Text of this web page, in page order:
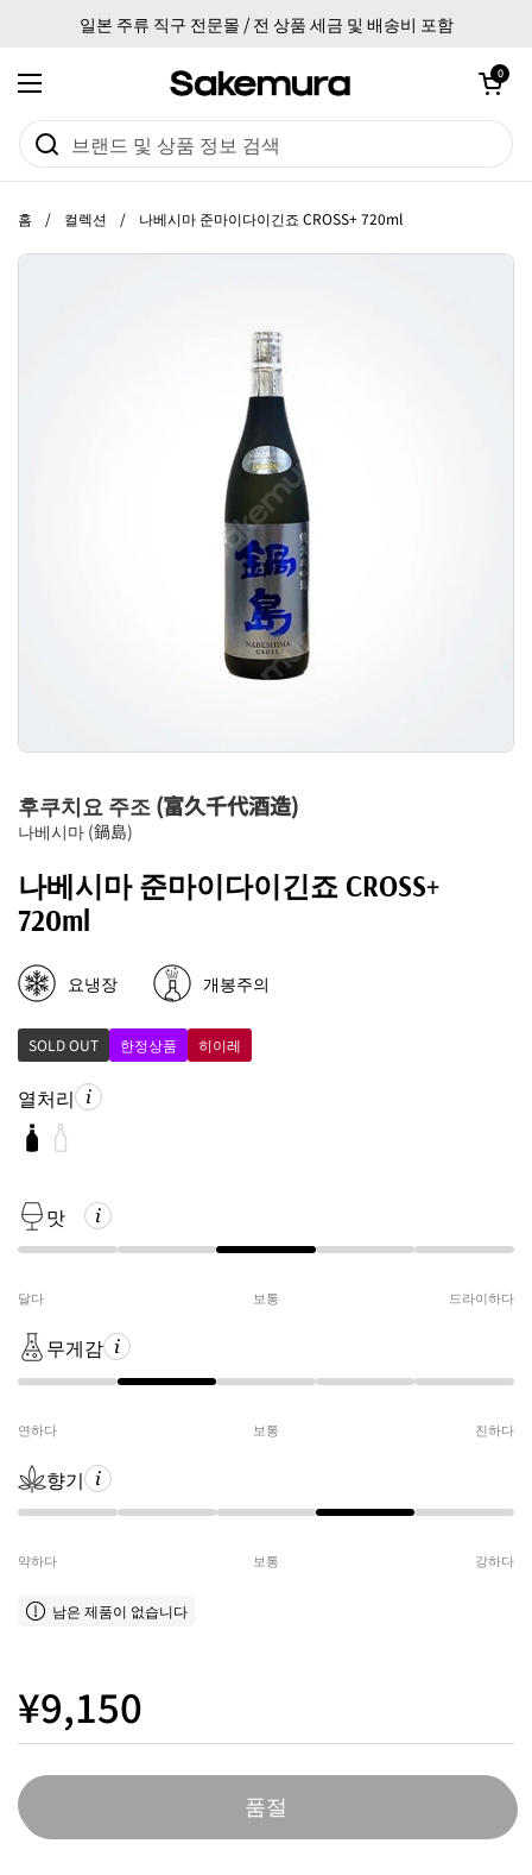
일본 주류 직구 전문몰 / 전 상품 세금 및 배송비 포함
메뉴 열기
카트 열기
0
홈 / 컬렉션 / 나베시마 준마이다이긴죠 CROSS+ 720ml
후쿠치요 주조 (富久千代酒造)
나베시마 (鍋島)
나베시마 준마이다이긴죠 CROSS+
720ml
요냉장 개봉주의
SOLD OUT 한정상품 히이레
열처리
맛
달다 보통 드라이하다
무게감
연하다 보통 진하다
향기
약하다 보통 강하다
남은 제품이 없습니다
¥9,150
품절